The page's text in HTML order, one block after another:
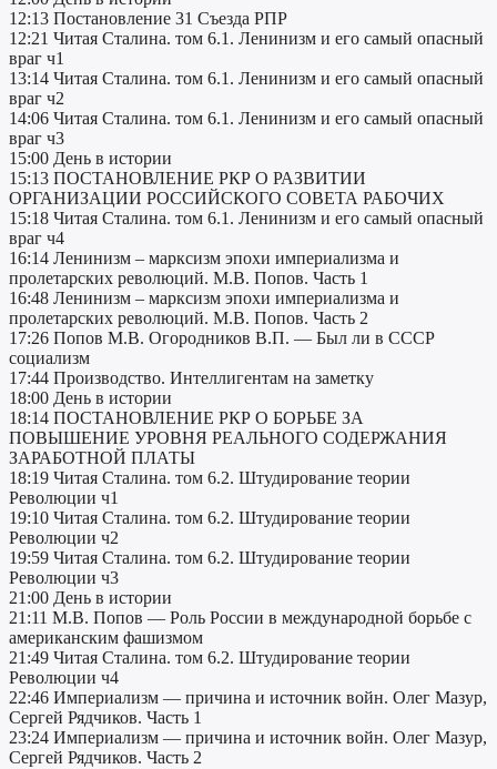
12:13 Постановление 31 Съезда РПР
12:21 Читая Сталина. том 6.1. Ленинизм и его самый опасный
враг ч1
13:14 Читая Сталина. том 6.1. Ленинизм и его самый опасный
враг ч2
14:06 Читая Сталина. том 6.1. Ленинизм и его самый опасный
враг ч3
15:00 День в истории
15:13 ПОСТАНОВЛЕНИЕ РКР О РАЗВИТИИ
ОРГАНИЗАЦИИ РОССИЙСКОГО СОВЕТА РАБОЧИХ
15:18 Читая Сталина. том 6.1. Ленинизм и его самый опасный
враг ч4
16:14 Ленинизм – марксизм эпохи империализма и
пролетарских революций. М.В. Попов. Часть 1
16:48 Ленинизм – марксизм эпохи империализма и
пролетарских революций. М.В. Попов. Часть 2
17:26 Попов М.В. Огородников В.П. — Был ли в СССР
социализм
17:44 Производство. Интеллигентам на заметку
18:00 День в истории
18:14 ПОСТАНОВЛЕНИЕ РКР О БОРЬБЕ ЗА
ПОВЫШЕНИЕ УРОВНЯ РЕАЛЬНОГО СОДЕРЖАНИЯ
ЗАРАБОТНОЙ ПЛАТЫ
18:19 Читая Сталина. том 6.2. Штудирование теории
Революции ч1
19:10 Читая Сталина. том 6.2. Штудирование теории
Революции ч2
19:59 Читая Сталина. том 6.2. Штудирование теории
Революции ч3
21:00 День в истории
21:11 М.В. Попов — Роль России в международной борьбе с
американским фашизмом
21:49 Читая Сталина. том 6.2. Штудирование теории
Революции ч4
22:46 Империализм — причина и источник войн. Олег Мазур,
Сергей Рядчиков. Часть 1
23:24 Империализм — причина и источник войн. Олег Мазур,
Сергей Рядчиков. Часть 2